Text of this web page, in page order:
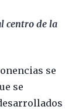
centro de la
se
se